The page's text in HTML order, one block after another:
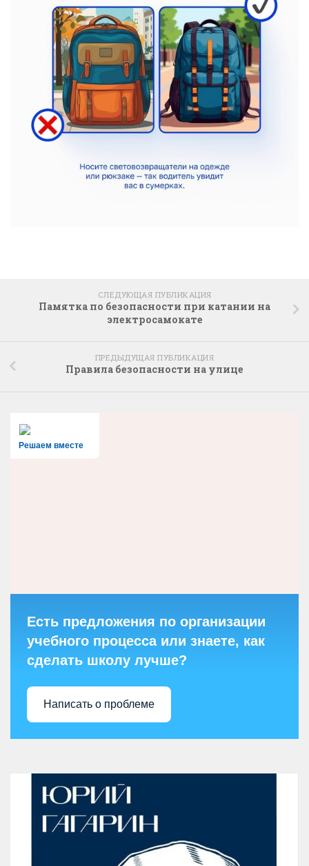
СЛЕДУЮЩАЯ ПУБЛИКАЦИЯ
Памятка по безопасности при катании на
электросамокате
ПРЕДЫДУЩАЯ ПУБЛИКАЦИЯ
Правила безопасности на улице
Решаем вместе
Есть предложения по организации
учебного процесса или знаете, как
сделать школу лучше?
Написать о проблеме